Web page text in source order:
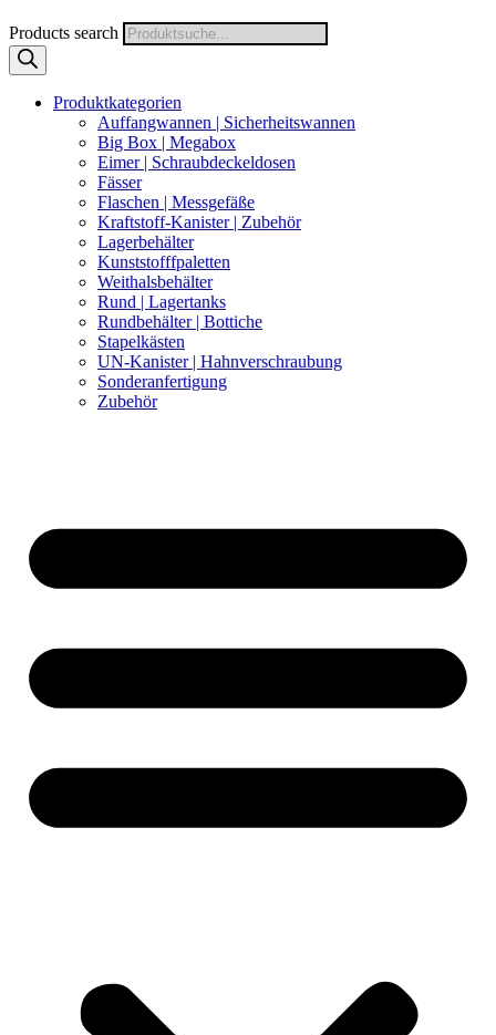
Products search
Produktkategorien
Auffangwannen | Sicherheitswannen
Big Box | Megabox
Eimer | Schraubdeckeldosen
Fässer
Flaschen | Messgefäße
Kraftstoff-Kanister | Zubehör
Lagerbehälter
Kunststofffpaletten
Weithalsbehälter
Rund | Lagertanks
Rundbehälter | Bottiche
Stapelkästen
UN-Kanister | Hahnverschraubung
Sonderanfertigung
Zubehör